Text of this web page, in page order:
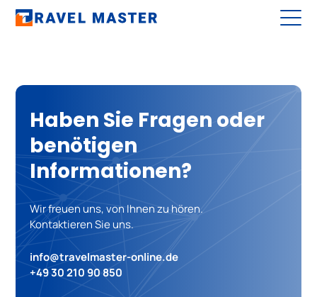
Haben Sie Fragen oder
benötigen
Informationen?
Wir freuen uns, von Ihnen zu hören.
Kontaktieren Sie uns.
info@travelmaster-online.de
+49 30 210 90 850